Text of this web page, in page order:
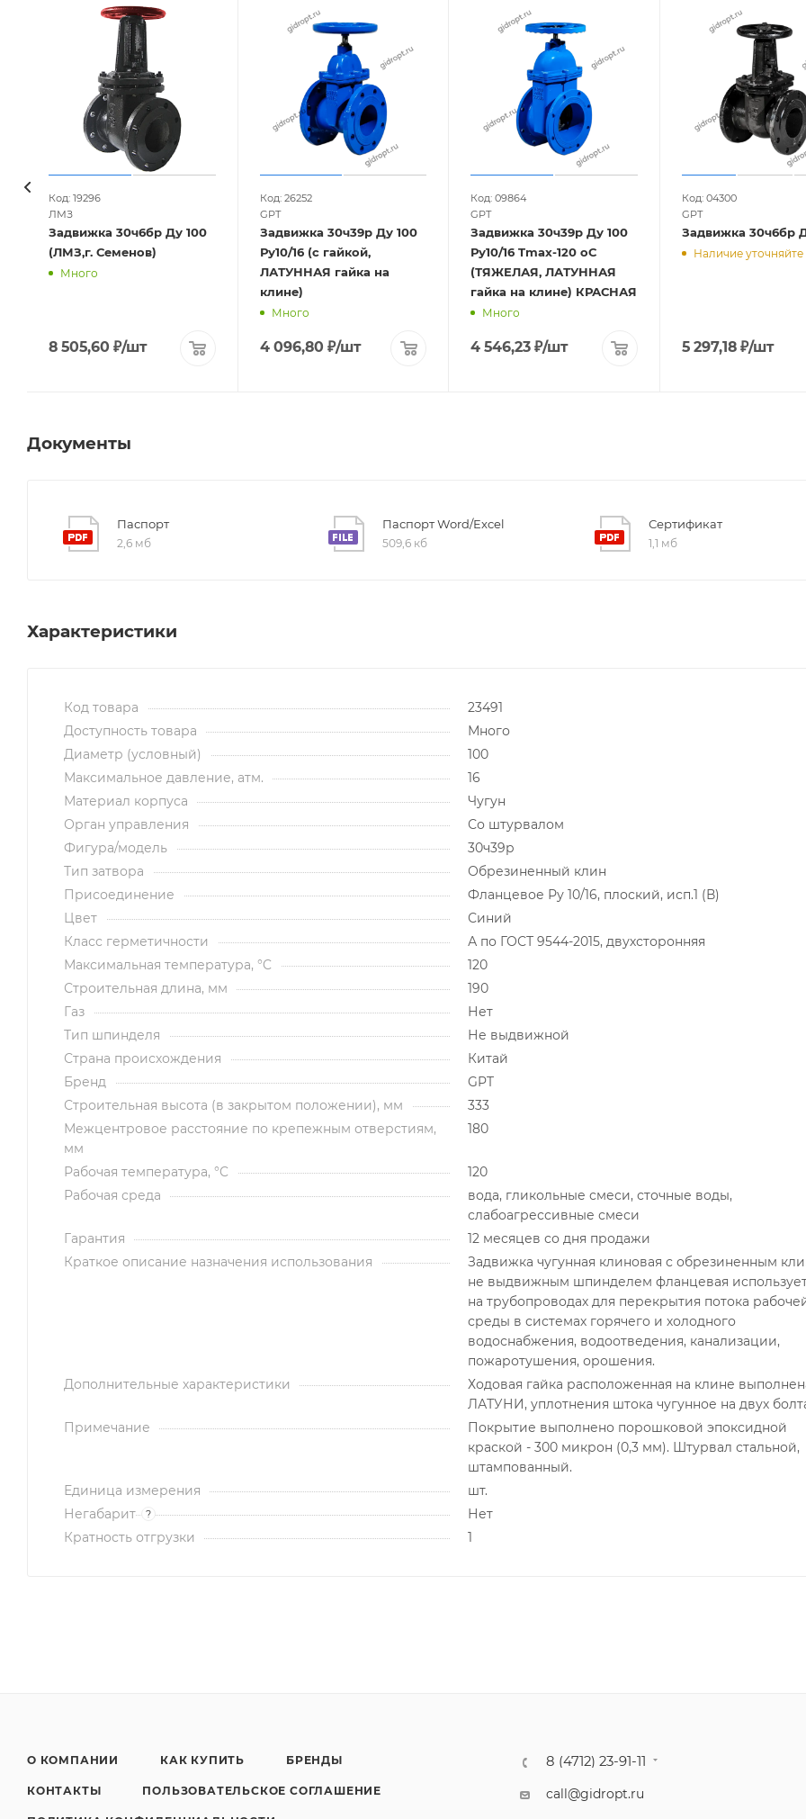
Код: 19296
ЛМЗ
Задвижка 30ч6бр Ду 100
(ЛМЗ,г. Семенов)
Много
8 505,60 ₽/шт
Код: 26252
GPT
Задвижка 30ч39р Ду 100
Ру10/16 (с гайкой,
ЛАТУННАЯ гайка на
клине)
Много
4 096,80 ₽/шт
Код: 09864
GPT
Задвижка 30ч39р Ду 100
Ру10/16 Tmax-120 оС
(ТЯЖЕЛАЯ, ЛАТУННАЯ
гайка на клине) КРАСНАЯ
Много
4 546,23 ₽/шт
Код: 04300
GPT
Задвижка 30ч6бр
Наличие уточняйте
5 297,18₽/шт
Документы
Паспорт
2,6 мб
Паспорт Word/Excel
509,6 кб
Сертификат
1,1 мб
Характеристики
Код товара
23491
Доступность товара
Много
Диаметр (условный)
100
Максимальное давление, атм.
16
Материал корпуса
Чугун
Орган управления
Со штурвалом
Фигура/модель
30ч39р
Тип затвора
Обрезиненный клин
Присоединение
Фланцевое Ру 10/16, плоский, исп.1 (В)
Цвет
Синий
Класс герметичности
А по ГОСТ 9544-2015, двухсторонняя
Максимальная температура, °C
120
Строительная длина, мм
190
Газ
Нет
Тип шпинделя
Не выдвижной
Страна происхождения
Китай
Бренд
GPT
Строительная высота (в закрытом положении), мм
333
Межцентровое расстояние по крепежным отверстиям,
мм
180
Рабочая температура, °C
120
Рабочая среда
вода, гликольные смеси, сточные воды,
слабоагрессивные смеси
Гарантия
12 месяцев со дня продажи
Краткое описание назначения использования
Задвижка чугунная клиновая с обрезиненным
не выдвижным шпинделем фланцевая
на трубопроводах для перекрытия потока
среды в системах горячего и холодного
водоснабжения, водоотведения, канализации,
пожаротушения, орошения.
Дополнительные характеристики
Ходовая гайка расположенная на клине
ЛАТУНИ, уплотнения штока чугунное на двух
Примечание
Покрытие выполнено порошковой эпоксидной
краской - 300 микрон (0,3 мм). Штурвал стальной,
штампованный.
Единица измерения
шт.
Негабарит
?
Нет
Кратность отгрузки
1
О КОМПАНИИ КАК КУПИТЬ БРЕНДЫ
КОНТАКТЫ ПОЛЬЗОВАТЕЛЬСКОЕ СОГЛАШЕНИЕ
8 (4712) 23-91-11
call@gidropt.ru